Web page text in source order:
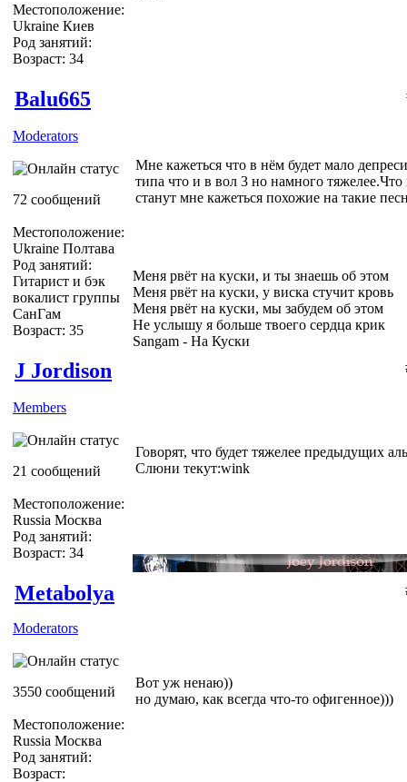
Местоположение:
Ukraine Киев
Род занятий:
Возраст: 34
Balu665
Moderators
72 сообщений
Местоположение:
Ukraine Полтава
Род занятий:
Гитарист и бэк
вокалист группы
СанГам
Возраст: 35
Мне кажеться что в нём будет мало
типа что и в вол 3 но намного тяжелее.Что
станут мне кажеться похожие на такие
Меня рвёт на куски, и ты знаешь об этом
Меня рвёт на куски, у виска стучит кровь
Меня рвёт на куски, мы забудем об этом
Не услышу я больше твоего сердца крик
Sangam - На Куски
J Jordison
Members
21 сообщений
Местоположение:
Russia Москва
Род занятий:
Возраст: 34
Говорят, что будет тяжелее предыдущих
Слюни текут:wink
Metabolya
Moderators
3550 сообщений
Местоположение:
Russia Москва
Род занятий:
Возраст:
Вот уж ненаю))
но думаю, как всегда что-то офигенное)))